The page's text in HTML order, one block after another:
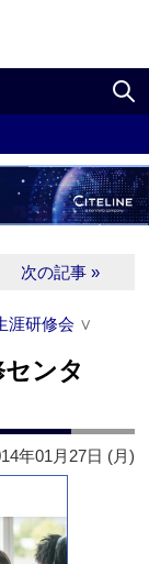
次の記事 »
涯研修会 ∨
ンタ
年01月27日 (月)